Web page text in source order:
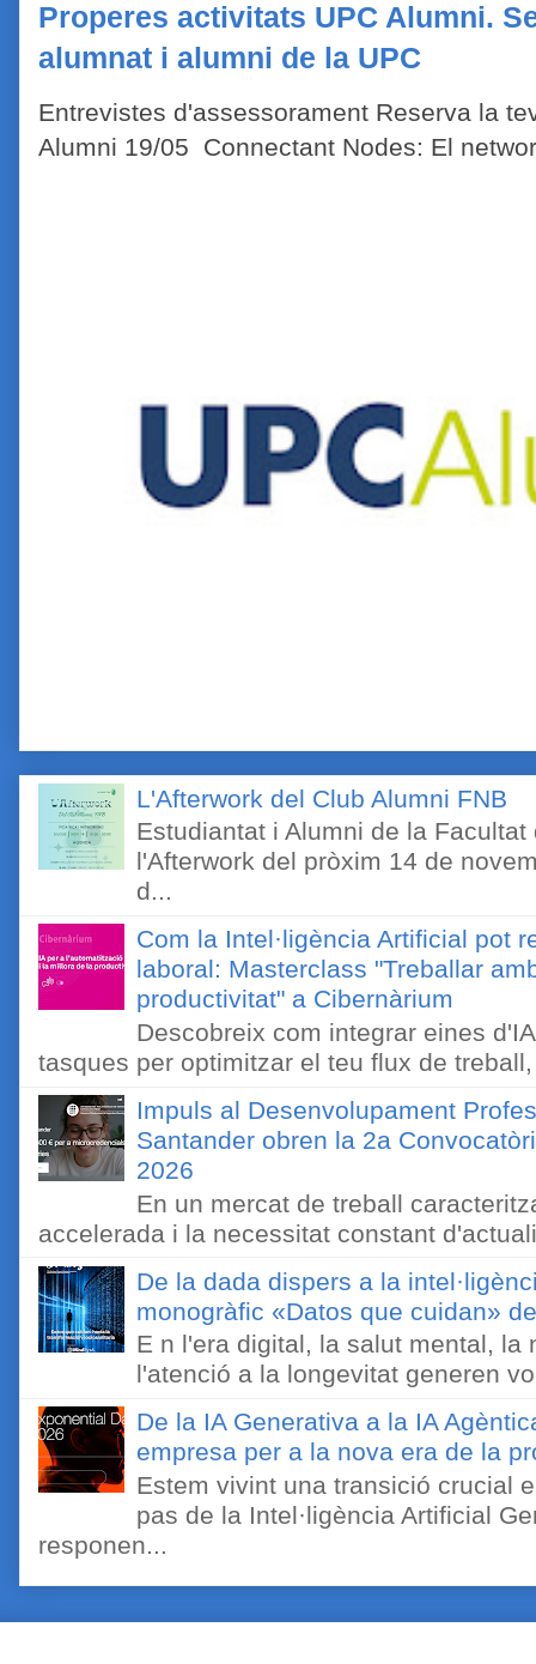
Properes activitats UPC Alumni.
alumnat i alumni de la UPC
Entrevistes d'assessorament Reserva la
Alumni 19/05 Connectant Nodes: El
L'Afterwork del Club Alumni FNB
Estudiantat i Alumni de la
l'Afterwork del pròxim 14 de
d...
Com la Intel·ligència Artificial pot
laboral: Masterclass "Treballar
productivitat" a Cibernàrium
Descobreix com integrar eines
tasques per optimitzar el teu flux de
Impuls al Desenvolupament
Santander obren la 2a
2026
En un mercat de treball
accelerada i la necessitat constant
De la dada dispers a la
monogràfic «Datos que cuidan»
E n l'era digital, la salut mental, la
l'atenció a la longevitat generen
De la IA Generativa a la IA
empresa per a la nova era de la
Estem vivint una transició crucial
pas de la Intel·ligència Artificial
responen...